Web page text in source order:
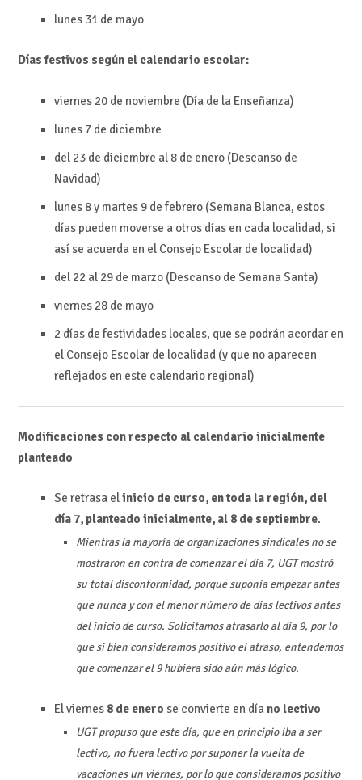
lunes 31 de mayo
Días festivos según el calendario escolar:
viernes 20 de noviembre (Día de la Enseñanza)
lunes 7 de diciembre
del 23 de diciembre al 8 de enero (Descanso de
Navidad)
lunes 8 y martes 9 de febrero (Semana Blanca, estos
días pueden moverse a otros días en cada localidad, si
así se acuerda en el Consejo Escolar de localidad)
del 22 al 29 de marzo (Descanso de Semana Santa)
viernes 28 de mayo
2 días de festividades locales, que se podrán acordar en
el Consejo Escolar de localidad (y que no aparecen
reflejados en este calendario regional)
Modificaciones con respecto al calendario inicialmente
planteado
Se retrasa elinicio de curso, en toda la región, del
día 7, planteado inicialmente, al 8 de septiembre.
Mientras la mayoría de organizaciones sindicales no se
mostraron en contra de comenzar el día 7, UGT mostró
su total disconformidad, porque suponía empezar antes
que nunca y con el menor número de días lectivos antes
del inicio de curso. Solicitamos atrasarlo al día 9, por lo
que si bien consideramos positivo el atraso, entendemos
que comenzar el 9 hubiera sido aún más lógico.
El viernes 8 de enero se convierte en díano lectivo
UGT propuso que este día, que en principio iba a ser
lectivo, no fuera lectivo por suponer la vuelta de
vacaciones un viernes, por lo que consideramos positivo